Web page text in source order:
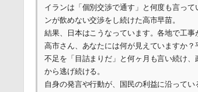
イランは「個別交渉で通す」と何度も言っ
ンが飲めない交渉をし続けた高市早苗。
結果、日本はこうなっています。各地で工事
高市さん、あなたには何が見えていますか
不足を「目詰まりだ」と何ヶ月も言い続け
から逃げ続ける。
自身の発言や行動が、国民の利益に沿って